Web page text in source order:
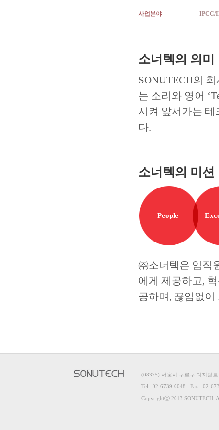
사업분야 IPCC/
소너텍의 의미
SONUTECH의
는 소리와 영어
시켜 앞서가는
다.
소너텍의 미션
People
㈜소너텍은 임직
에게 제공하고,
공하며, 끊임없
(08375) 서울시 구로구 디지털
Tel : 02-6739-0048 Fax : 02-
Copyrightⓒ 2013 SONUTECH.